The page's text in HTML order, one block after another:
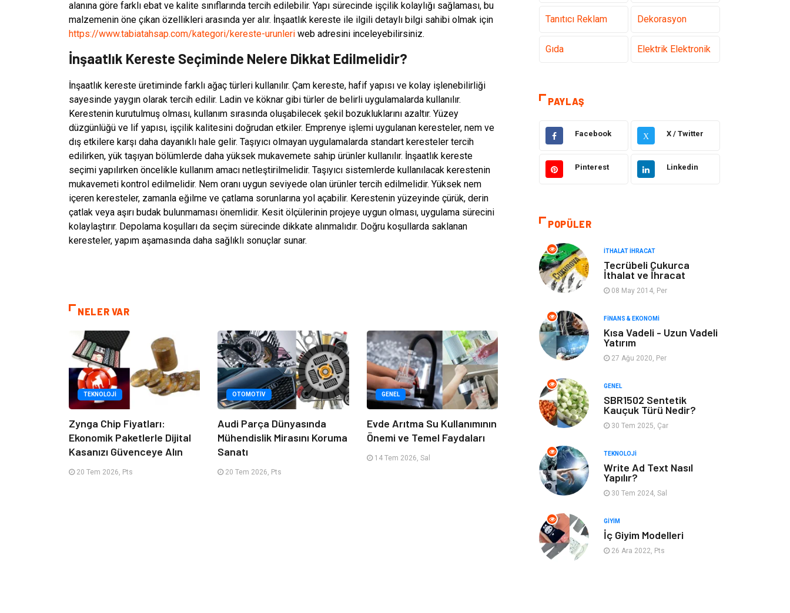
alanına göre farklı ebat ve kalite sınıflarında tercih edilebilir. Yapı sürecinde işçilik kolaylığı sağlaması, bu
malzemenin öne çıkan özellikleri arasında yer alır. İnşaatlık kereste ile ilgili detaylı bilgi sahibi olmak için
https://www.tabiatahsap.com/kategori/kereste-urunleri web adresini inceleyebilirsiniz.
İnşaatlık Kereste Seçiminde Nelere Dikkat Edilmelidir?
İnşaatlık kereste üretiminde farklı ağaç türleri kullanılır. Çam kereste, hafif yapısı ve kolay işlenebilirliği
sayesinde yaygın olarak tercih edilir. Ladin ve köknar gibi türler de belirli uygulamalarda kullanılır.
Kerestenin kurutulmuş olması, kullanım sırasında oluşabilecek şekil bozukluklarını azaltır. Yüzey
düzgünlüğü ve lif yapısı, işçilik kalitesini doğrudan etkiler. Emprenye işlemi uygulanan keresteler, nem ve
dış etkilere karşı daha dayanıklı hale gelir. Taşıyıcı olmayan uygulamalarda standart keresteler tercih
edilirken, yük taşıyan bölümlerde daha yüksek mukavemete sahip ürünler kullanılır. İnşaatlık kereste
seçimi yapılırken öncelikle kullanım amacı netleştirilmelidir. Taşıyıcı sistemlerde kullanılacak kerestenin
mukavemeti kontrol edilmelidir. Nem oranı uygun seviyede olan ürünler tercih edilmelidir. Yüksek nem
içeren keresteler, zamanla eğilme ve çatlama sorunlarına yol açabilir. Kerestenin yüzeyinde çürük, derin
çatlak veya aşırı budak bulunmaması önemlidir. Kesit ölçülerinin projeye uygun olması, uygulama sürecini
kolaylaştırır. Depolama koşulları da seçim sürecinde dikkate alınmalıdır. Doğru koşullarda saklanan
keresteler, yapım aşamasında daha sağlıklı sonuçlar sunar.
NELER VAR
TEKNOLOJI
Zynga Chip Fiyatları:
Ekonomik Paketlerle Dijital
Kasanızı Güvenceye Alın
20 Tem 2026, Pts
OTOMOTIV
Audi Parça Dünyasında
Mühendislik Mirasını Koruma
Sanatı
20 Tem 2026, Pts
GENEL
Evde Arıtma Su Kullanımının
Önemi ve Temel Faydaları
14 Tem 2026, Sal
Tanıtıcı Reklam Dekorasyon
Gıda Elektrik Elektronik
Makine
Ulaşım ve
Alışveriş
Emlak
Mobilya Organizasyon
Eğitim Kurumları Tatil
Tekstil Turizm
Aksesuar
Güzellik
Maden ve Metal Plastik
Nakliyat Hizmet
Endüstriyel
Ürünler
Ambalaj
Elektronik Telekomünikasyon
PAYLAŞ
Facebook X X / Twitter
Pinterest Linkedin
POPÜLER
İTHALAT İHRACAT
Tecrübeli Çukurca
İthalat ve İhracat
08 May 2014, Per
FINANS & EKONOMI
Kısa Vadeli - Uzun Vadeli
Yatırım
27 Ağu 2020, Per
GENEL
SBR1502 Sentetik
Kauçuk Türü Nedir?
30 Tem 2025, Çar
TEKNOLOJI
Write Ad Text Nasıl
Yapılır?
30 Tem 2024, Sal
GIYIM
İç Giyim Modelleri
26 Ara 2022, Pts